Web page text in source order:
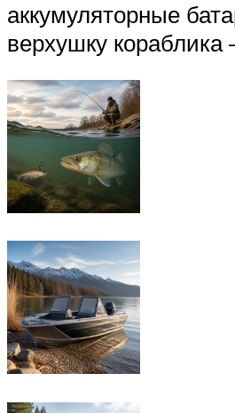
аккумуляторные
верхушку кораблика